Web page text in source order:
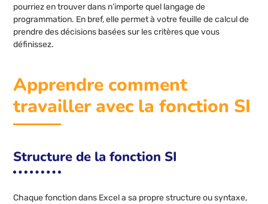
pourriez en trouver dans n’importe quel langage de
programmation. En bref, elle permet à votre feuille de calcul de
prendre des décisions basées sur les critères que vous
définissez.
Apprendre comment
travailler avec la fonction SI
Structure de la fonction SI
Chaque fonction dans Excel a sa propre structure ou syntaxe,